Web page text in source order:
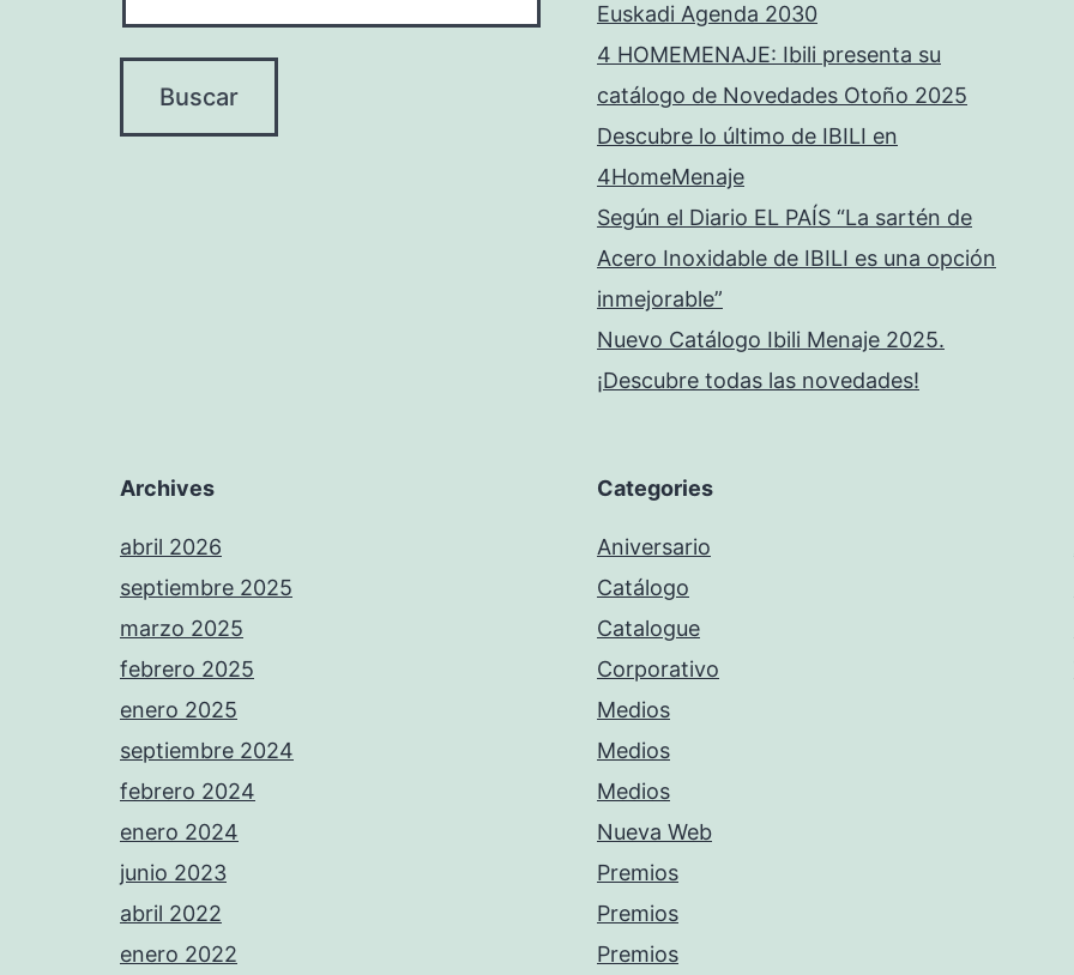
Euskadi Agenda 2030
4 HOMEMENAJE: Ibili presenta su
catálogo de Novedades Otoño 2025
Descubre lo último de IBILI en
4HomeMenaje
Según el Diario EL PAÍS “La sartén de
Acero Inoxidable de IBILI es una opción
inmejorable”
Nuevo Catálogo Ibili Menaje 2025.
¡Descubre todas las novedades!
Archives
abril 2026
septiembre 2025
marzo 2025
febrero 2025
enero 2025
septiembre 2024
febrero 2024
enero 2024
junio 2023
abril 2022
enero 2022
Categories
Aniversario
Catálogo
Catalogue
Corporativo
Medios
Medios
Medios
Nueva Web
Premios
Premios
Premios